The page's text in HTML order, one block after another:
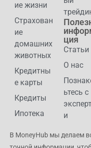
ие жизни
Страхован
ие
домашних
животных
Кредитны
е карты
Кредиты
Ипотека
ция
Статьи
О нас
ьтесь с
и
В MoneyHub мы делаем